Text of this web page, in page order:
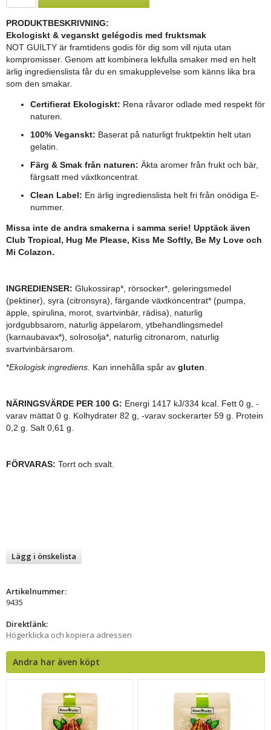
PRODUKTBESKRIVNING:
Ekologiskt & veganskt gelégodis med fruktsmak
NOT GUILTY är framtidens godis för dig som vill njuta utan
kompromisser. Genom att kombinera lekfulla smaker med en helt
ärlig ingredienslista får du en smakupplevelse som känns lika bra
som den smakar.
Certifierat Ekologiskt: Rena råvaror odlade med respekt för
naturen.
100% Veganskt: Baserat på naturligt fruktpektin helt utan
gelatin.
Färg & Smak från naturen: Äkta aromer från frukt och bär,
färgsatt med växtkoncentrat.
Clean Label: En ärlig ingredienslista helt fri från onödiga E-
nummer.
Missa inte de andra smakerna i samma serie! Upptäck även
Club Tropical, Hug Me Please, Kiss Me Softly, Be My Love och
Mi Colazon.
INGREDIENSER: Glukossirap*, rörsocker*, geleringsmedel
(pektiner), syra (citronsyra), färgande växtkoncentrat* (pumpa,
äpple, spirulina, morot, svartvinbär, rädisa), naturlig
jordgubbsarom, naturlig äppelarom, ytbehandlingsmedel
(karnaubavax*), solrosolja*, naturlig citronarom, naturlig
svartvinbärsarom.
*Ekologisk ingrediens . Kan innehålla spår av gluten
NÄRINGSVÄRDE PER 100 G: Energi 1417 kJ/334 kcal. Fett 0 g, -
varav mättat 0 g. Kolhydrater 82 g, -varav sockerarter 59 g. Protein
0,2 g. Salt 0,61 g.
FÖRVARAS: Torrt och svalt.
Lägg i önskelista
Artikelnummer:
9435
Direktlänk:
Högerklicka och kopiera adressen
Andra har även köpt